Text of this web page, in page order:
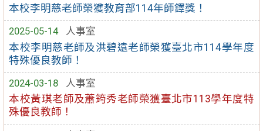
本校李明慈老師榮獲教育部114年師鐸獎！
2025-05-14
人事室
本校李明慈老師及洪碧遠老師榮獲臺北市114學年度
特殊優良教師！
2024-03-18
人事室
本校黃琪老師及蕭筠秀老師榮獲臺北市113學年度特
殊優良教師！